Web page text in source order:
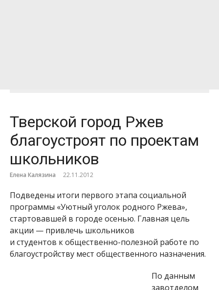
Тверской город Ржев
благоустроят по проектам
школьников
Елена Калязина 22.11.2012
Подведены итоги первого этапа социальной
программы «Уютный уголок родного Ржева»,
стартовавшей в городе осенью. Главная цель
акции — привлечь школьников
и студентов к общественно-полезной работе по
благоустройству мест общественного назначения.
По данным
завотделом